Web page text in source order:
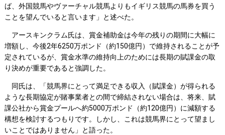
ば、外国競馬やヴァーチャル競馬よりもイギリス競馬の馬券を買う
ことを望んでいると言います」と述べた。
アースキンクラム氏は、賞金補助金は今年の残りの期間に大幅に
増額し、今後2年6250万ポンド（約150億円）で維持されることが予
定されているが、賞金水準の維持向上のためには長期の賦課金の取
り決めが重要であると強調した。
同氏は、「競馬界にとって満足できる収入（賦課金）が得られる
ような長期協定が賭事業者との間で締結されない場合は、将来、賦
課公社から賞金プールへ約5000万ポンド（約120億円）に減額する
構想を検討するつもりです。しかし、これは競馬界にとって望まし
いことではありません」と語った。